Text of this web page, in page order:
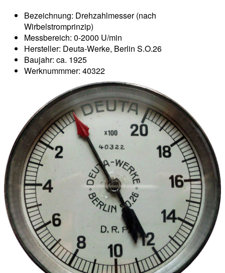
Bezeichnung: Drehzahlmesser (nach
Wirbelstromprinzip)
Messbereich: 0-2000 U/min
Hersteller: Deuta-Werke, Berlin S.O.26
Baujahr: ca. 1925
Werknummmer: 40322